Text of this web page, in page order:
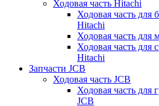
Ходовая часть Hitachi
Ходовая часть для
Hitachi
Ходовая часть для
Ходовая часть для
Hitachi
Запчасти JCB
Ходовая часть JCB
Ходовая часть для
JCB